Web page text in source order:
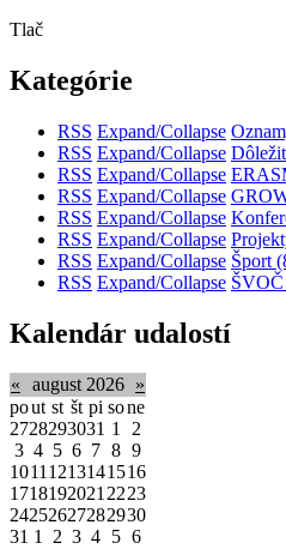
Tlač
Kategórie
RSS Expand/Collapse
RSS Expand/Collapse
RSS Expand/Collapse
RSS Expand/Collapse
RSS Expand/Collapse
RSS Expand/Collapse
RSS Expand/Collapse Šport
RSS Expand/Collapse ŠVOČ
Kalendár udalostí
« august 2026 »
pout st št pi sone
2728293031 1 2
3 4 5 6 7 8 9
10111213141516
17181920212223
24252627282930
31 1 2 3 4 5 6